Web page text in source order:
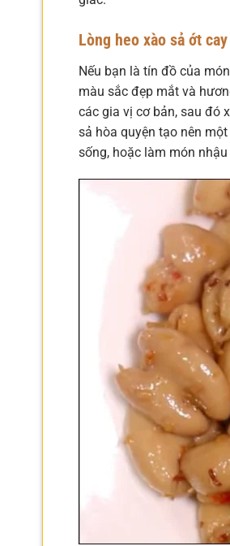
Lòng heo xào sả ớt
Nếu bạn là tín đồ của
màu sắc đẹp mắt và
các gia vị cơ bản, sau đó
sả hòa quyện tạo nên
sống, hoặc làm món